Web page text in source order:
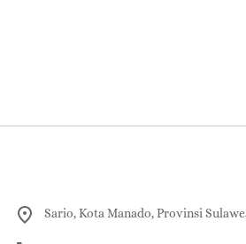
Sario, Kota Manado, Provinsi